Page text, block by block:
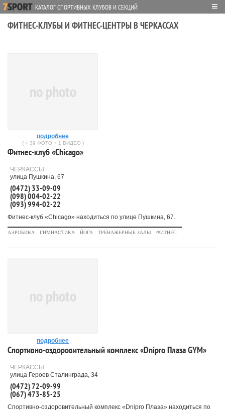
КАТАЛОГ СПОРТИВНЫХ КЛУБОВ И СЕКЦИЙ ≡
ФИТНЕС-КЛУБЫ И ФИТНЕС-ЦЕНТРЫ В ЧЕРКАССАХ
no photo
подробнее
( + 39 ФОТО + 1 ВИДЕО )
Фитнес-клуб «Chicago»
ЧЕРКАССЫ
улица Пушкина, 67
(0472) 33-09-09
(098) 004-02-22
(093) 994-02-22
Фитнес-клуб «Chicago» находиться по улице Пушкина, 67.
АЭРОБИКА ГИМНАСТИКА ЙОГА ТРЕНАЖЕРНЫЕ ЗАЛЫ ФИТНЕС
no photo
подробнее
Спортивно-оздоровительный комплекс «Dnipro Плаза GYM»
ЧЕРКАССЫ
улица Героев Сталинграда, 34
(0472) 72-09-99
(067) 473-85-25
Спортивно-оздоровительный комплекс «Dnipro Плаза» находиться по